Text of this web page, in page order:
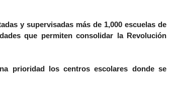
y supervisadas más de 1,000 escuelas de
que permiten consolidar la Revolución
prioridad los centros escolares donde se